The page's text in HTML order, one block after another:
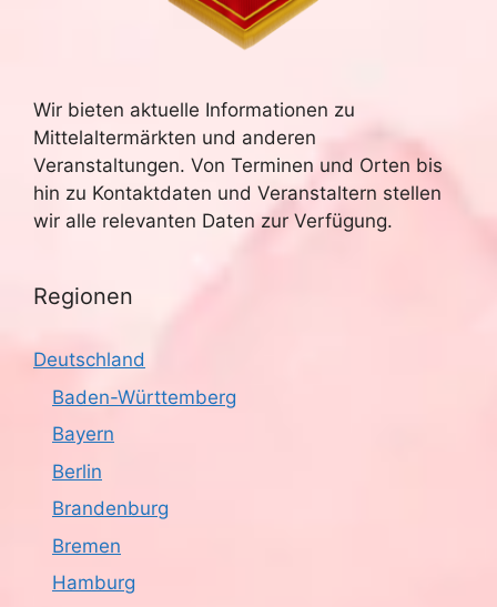
Wir bieten aktuelle Informationen zu
Mittelaltermärkten und anderen
Veranstaltungen. Von Terminen und Orten bis
hin zu Kontaktdaten und Veranstaltern stellen
wir alle relevanten Daten zur Verfügung.
Regionen
Deutschland
Baden-Württemberg
Bayern
Berlin
Brandenburg
Bremen
Hamburg